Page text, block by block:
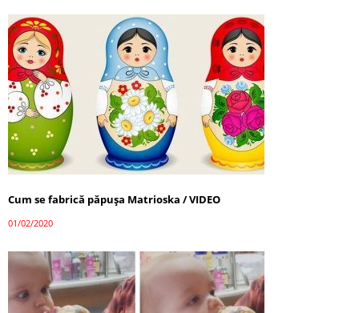
Cum se fabrică păpușa Matrioska / VIDEO
01/02/2020